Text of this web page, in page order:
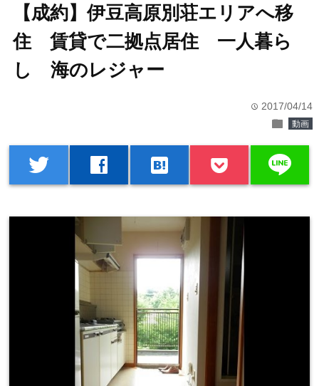
【成約】伊豆高原別荘エリアへ移
住 賃貸で二拠点居住 一人暮ら
し 海のレジャー
time 2017/04/14
folder 動画
twitter facebook hatenabookmark line